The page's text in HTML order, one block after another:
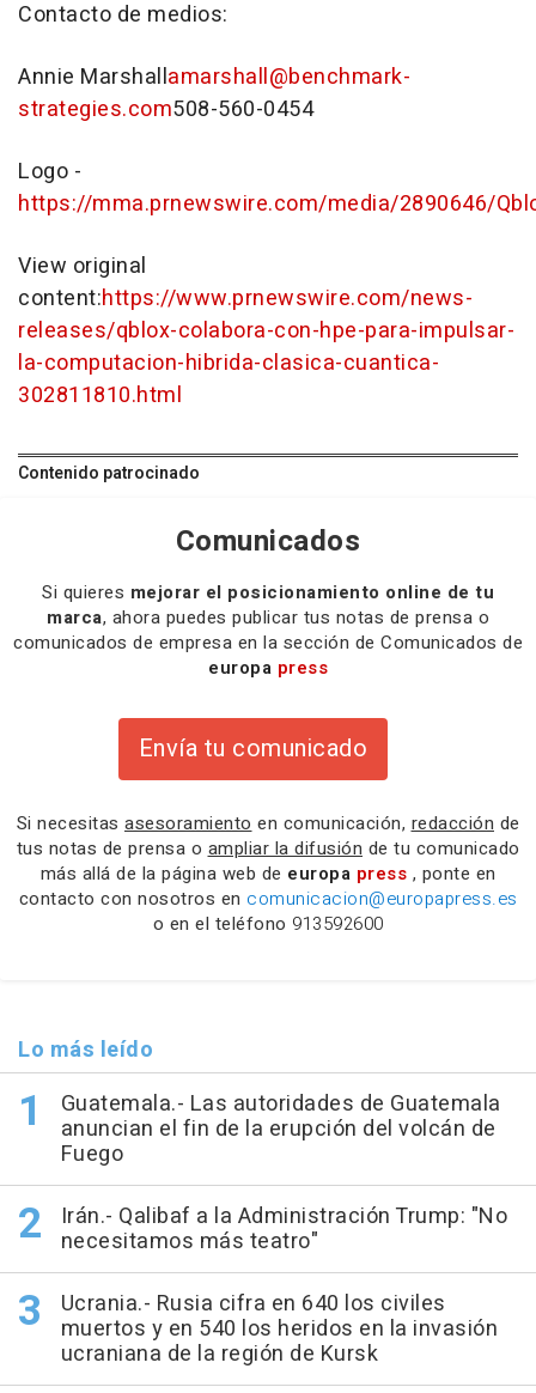
Contacto de medios:
Annie Marshallamarshall@benchmark-
strategies.com508-560-0454
Logo -
https://mma.prnewswire.com/media/2890646/
View original
content:https://www.prnewswire.com/news-
releases/qblox-colabora-con-hpe-para-impulsar-
la-computacion-hibrida-clasica-cuantica-
302811810.html
Contenido patrocinado
Comunicados
Si quieres mejorar el posicionamiento online de tu
marca, ahora puedes publicar tus notas de prensa o
comunicados de empresa en la sección de Comunicados de
europa press
Envía tu comunicado
Si necesitas asesoramiento en comunicación, redacción de
tus notas de prensa o ampliar la difusión de tu comunicado
más allá de la página web de europa press , ponte en
contacto con nosotros en comunicacion@europapress.es
o en el teléfono 913592600
Lo más leído
Guatemala.- Las autoridades de Guatemala
anuncian el fin de la erupción del volcán de
Fuego
Irán.- Qalibaf a la Administración Trump: "No
necesitamos más teatro"
Ucrania.- Rusia cifra en 640 los civiles
muertos y en 540 los heridos en la invasión
ucraniana de la región de Kursk